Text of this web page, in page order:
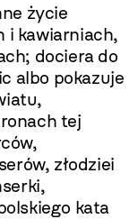
życie
i kawiarniach,
dociera do
albo pokazuje
tej
złodziei
kata